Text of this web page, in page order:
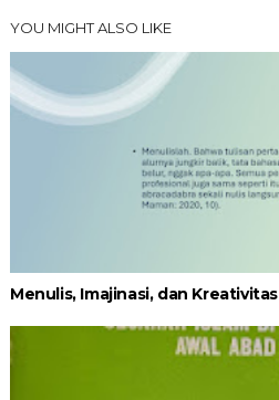
YOU MIGHT ALSO LIKE
Menulis, Imajinasi, dan Kreativitas